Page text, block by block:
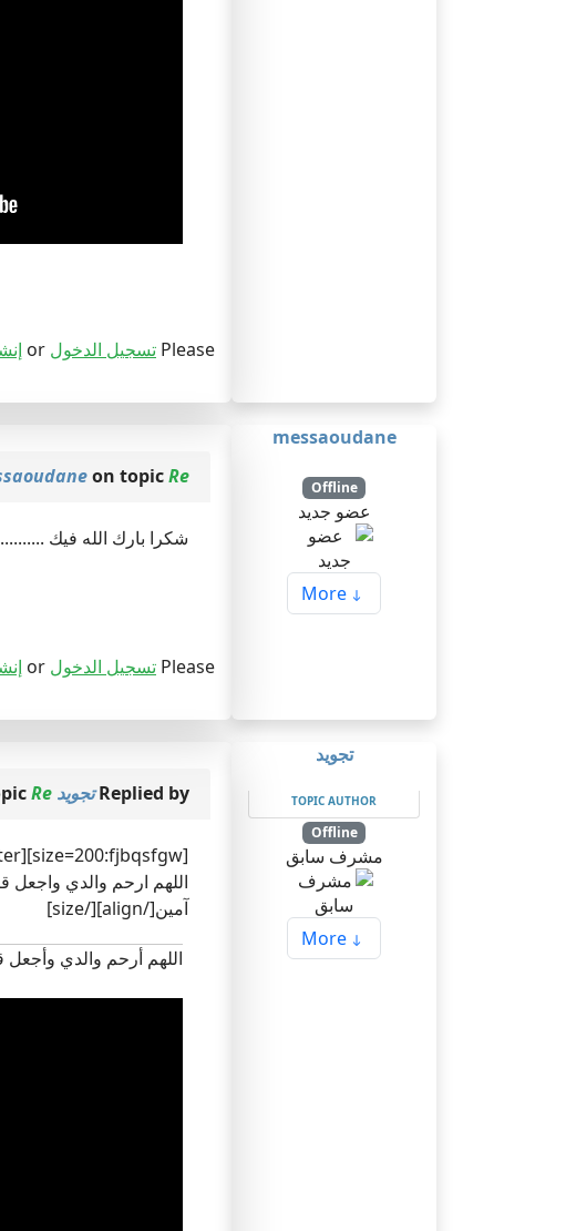
Please تسجيل الدخول
messaoudane
Offline
عضو جديد
More
on topicRe: موقع لتحميل رسائل ماجستير متنوعة
شكرا بارك الله فيك
Please تسجيل الدخول
تجويد
TOPIC AUTHOR
Offline
مشرف سابق
More
Replied by تجويد Re: موقع لتحميل رسائل ماجستير متنوعة
[size=200:fjbqsfgw][align=center]وفيك بارك الله
اللهم ارحم والدي واجعل
آمين[/align][/size]
اللهم أرحم والدي